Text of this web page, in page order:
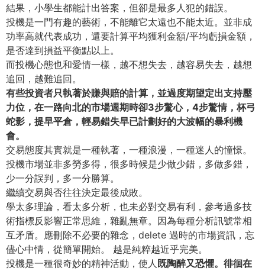
結果，小學生都能計出答案， 但卻是最多人犯的錯誤。
投機是一門有趣的藝術，不能離它太遠也不能太近。 並非成
功率高就代表成功，還要計算平均獲利金額/平均虧損金額，
是否達到損益平衡點以上。
而投機心態也和愛情一樣，越不想失去，越容易失去，越想
追回， 越難追回。
有些投資者只執著於賺與賠的計算，並過度期望定出支持壓
力位， 在一路向北的市場週期時卻3步驚心，4步驚情，杯弓
蛇影， 提早平倉，輕易錯失早已計劃好的大波幅的暴利機
會。
交易態度其實就是一種執著，一種浪漫，一種迷人的憧憬。
投機市場並非多勞多得，很多時候是少做少錯，多做多錯，
少一分誤判，多一分勝算。
繼續交易與否往往決定最後成敗。
學太多理論，看太多分析，也未必對交易有利， 參考過多技
術指標反影響正常思維，雜亂無章。 因為每種分析訊號常相
互矛盾。應刪除不必要的雜念，delete 過時的市場資訊，忘
儘心中情，從簡單開始。 越是純粹越近乎完美。
投機是一種很奇妙的精神活動，使人既陶醉又恐懼。 徘徊在